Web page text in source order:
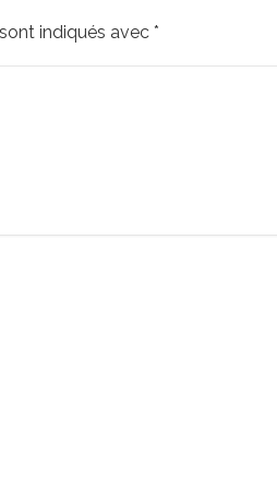
indiqués avec *